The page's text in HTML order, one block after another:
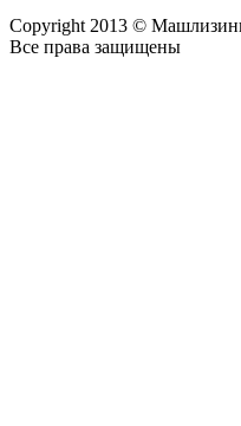
Copyright 2013 ©
Все права защищены